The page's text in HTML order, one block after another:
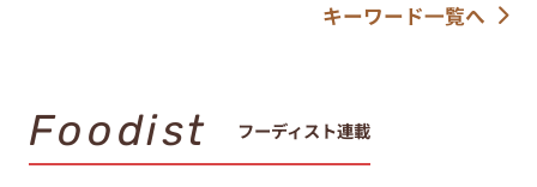
キーワード一覧へ
Foodist フーディスト連載